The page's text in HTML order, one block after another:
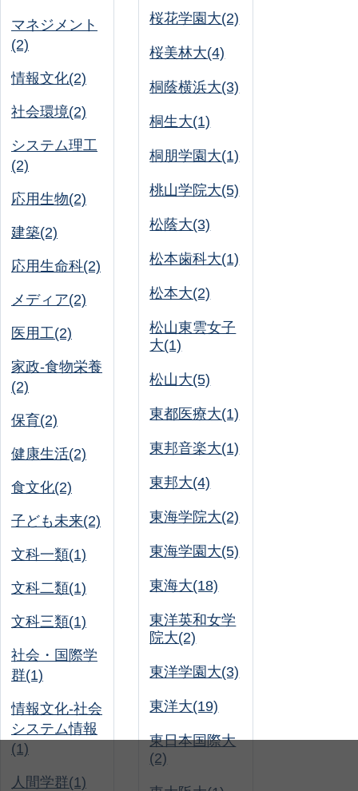
マネジメント
(2)
情報文化(2)
社会環境(2)
システム理工
(2)
応用生物(2)
建築(2)
応用生命科(2)
メディア(2)
医用工(2)
家政-食物栄養
(2)
保育(2)
健康生活(2)
食文化(2)
子ども未来(2)
文科一類(1)
文科二類(1)
文科三類(1)
社会・国際学
群(1)
情報文化-社会
システム情報
(1)
人間学群(1)
桜花学園大(2)
桜美林大(4)
桐蔭横浜大(3)
桐生大(1)
桐朋学園大(1)
桃山学院大(5)
松蔭大(3)
松本歯科大(1)
松本大(2)
松山東雲女子
大(1)
松山大(5)
東都医療大(1)
東邦音楽大(1)
東邦大(4)
東海学院大(2)
東海学園大(5)
東海大(18)
東洋英和女学
院大(2)
東洋学園大(3)
東洋大(19)
東日本国際大
(2)